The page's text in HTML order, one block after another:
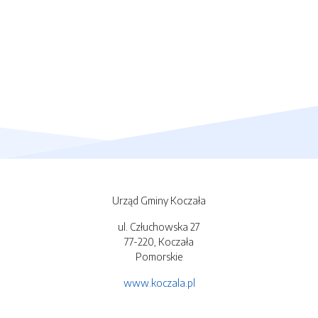
Urząd Gminy Koczała
ul. Człuchowska 27
77-220, Koczała
Pomorskie
www.koczala.pl